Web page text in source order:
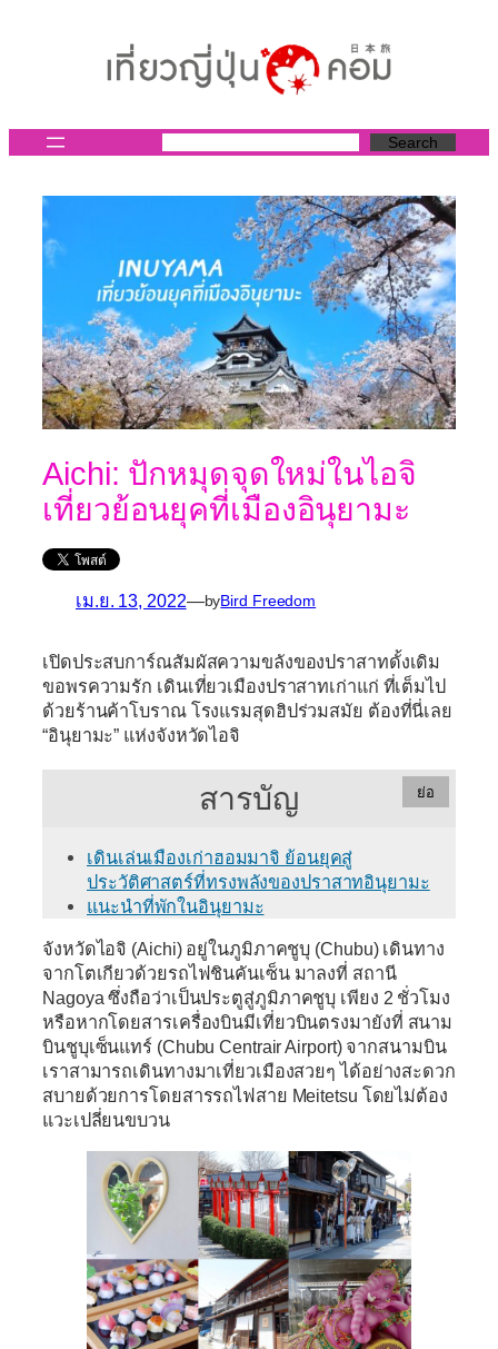
Search
Aichi: ปักหมุดจุดใหม่ในไอจิ
เที่ยวย้อนยุคที่เมืองอินุยามะ
เม.ย. 13, 2022—byBird Freedom
เปิดประสบการ์ณสัมผัสความขลังของปราสาทดั้งเดิม
ขอพรความรัก เดินเที่ยวเมืองปราสาทเก่าแก่ ที่เต็มไป
ด้วยร้านค้าโบราณ โรงแรมสุดฮิปร่วมสมัย ต้องที่นี่เลย
“อินุยามะ” แห่งจังหวัดไอจิ
สารบัญ ย่อ
เดินเล่นเมืองเก่าฮอมมาจิ ย้อนยุคสู่
ประวัติศาสตร์ที่ทรงพลังของปราสาทอินุยามะ
แนะนำที่พักในอินุยามะ
จังหวัดไอจิ (Aichi)อยู่ในภูมิภาคชูบุ (Chubu) เดินทาง
จากโตเกียวด้วยรถไฟชินคันเซ็น มาลงที่ สถานี
Nagoya ซึ่งถือว่าเป็นประตูสู่ภูมิภาคชูบุ เพียง 2 ชั่วโมง
หรือหากโดยสารเครื่องบินมีเที่ยวบินตรงมายังที่ สนาม
บินชูบุเซ็นแทร์ (Chubu Centrair Airport) จากสนามบิน
เราสามารถเดินทางมาเที่ยวเมืองสวยๆ ได้อย่างสะดวก
สบายด้วยการโดยสารรถไฟสาย Meitetsu โดยไม่ต้อง
แวะเปลี่ยนขบวน